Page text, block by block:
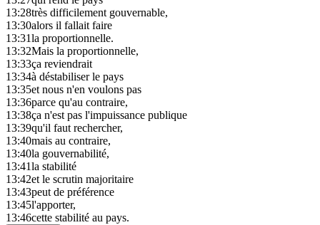
13:28très difficilement gouvernable,
13:30alors il fallait faire
13:31la proportionnelle.
13:32Mais la proportionnelle,
13:33ça reviendrait
13:34à déstabiliser le pays
13:35et nous n'en voulons pas
13:36parce qu'au contraire,
13:38ça n'est pas l'impuissance publique
13:39qu'il faut rechercher,
13:40mais au contraire,
13:40la gouvernabilité,
13:41la stabilité
13:42et le scrutin majoritaire
13:43peut de préférence
13:45l'apporter,
13:46cette stabilité au pays.